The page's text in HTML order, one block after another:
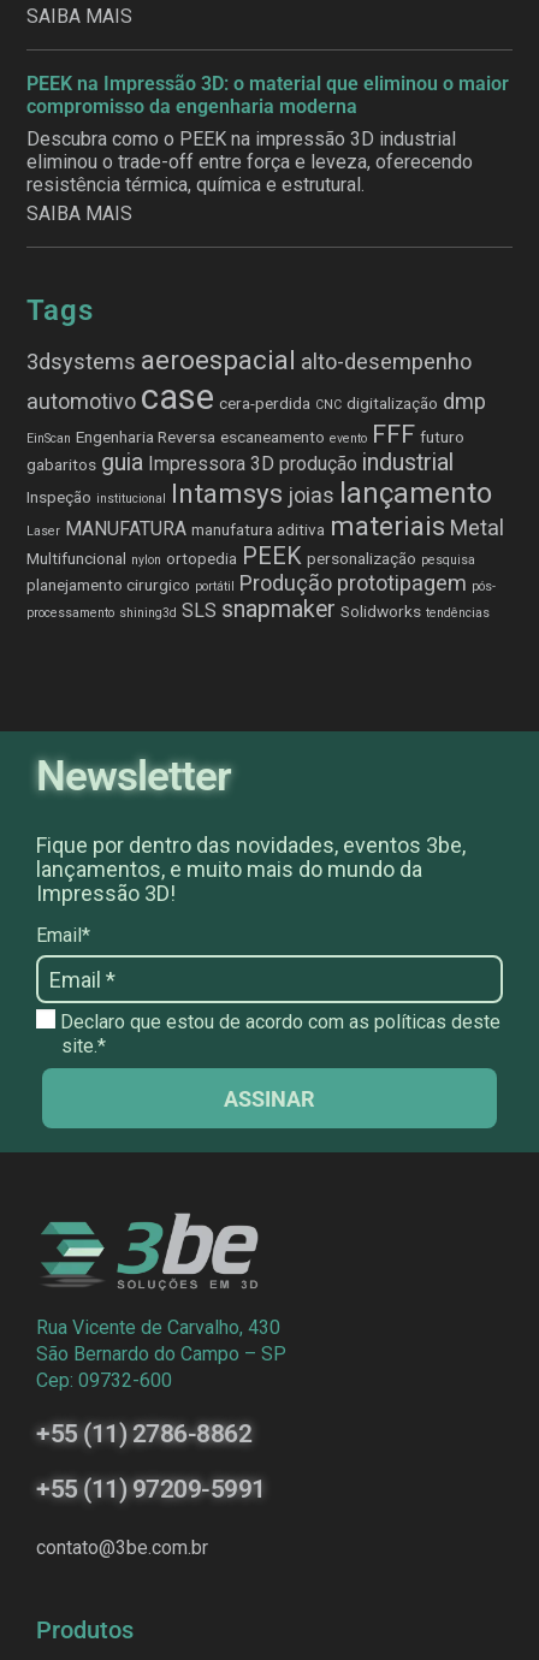
SAIBA MAIS
PEEK na Impressão 3D: o material que eliminou o maior
compromisso da engenharia moderna
Descubra como o PEEK na impressão 3D industrial
eliminou o trade-off entre força e leveza, oferecendo
resistência térmica, química e estrutural.
SAIBA MAIS
Tags
3dsystems aeroespacial alto-desempenho
automotivo case cera-perdida CNC digitalização dmp
EinScan Engenharia Reversa escaneamento evento FFF futuro
gabaritos guia Impressora 3D produção industrial
Inspeção institucional Intamsys joias lançamento
Laser MANUFATURA manufatura aditiva materiais Metal
Multifuncional nylon ortopedia PEEK personalização pesquisa
planejamento cirurgico portátil Produção prototipagem pós-
processamento shining3d SLS snapmaker Solidworks tendências
Newsletter
Fique por dentro das novidades, eventos 3be,
lançamentos, e muito mais do mundo da
Impressão 3D!
Email*
Declaro que estou de acordo com as políticas deste
site.*
ASSINAR
Rua Vicente de Carvalho, 430
São Bernardo do Campo – SP
Cep: 09732-600
+55 (11) 2786-8862
+55 (11) 97209-5991
contato@3be.com.br
Produtos